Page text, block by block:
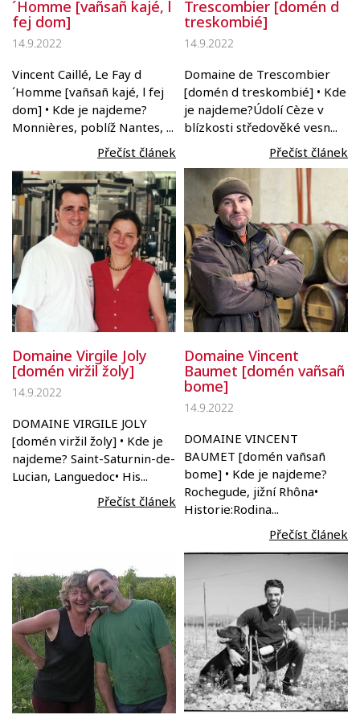
´Homme [vañsañ kajé, l
fej dom]
14.9.2022
Vincent Caillé, Le Fay d
´Homme [vañsañ kajé, l fej
dom] • Kde je najdeme?
Monnières, poblíž Nantes, ...
Přečíst článek
Trescombier [domén d
treskombié]
14.9.2022
Domaine de Trescombier
[domén d treskombié] • Kde
je najdeme?Údolí Cèze v
blízkosti středověké vesn...
Přečíst článek
Domaine Virgile Joly
[domén viržil žoly]
14.9.2022
DOMAINE VIRGILE JOLY
[domén viržil žoly] • Kde je
najdeme? Saint-Saturnin-de-
Lucian, Languedoc• His...
Přečíst článek
Domaine Vincent
Baumet [domén vañsañ
bome]
14.9.2022
DOMAINE VINCENT
BAUMET [domén vañsañ
bome] • Kde je najdeme?
Rochegude, jižní Rhôna•
Historie:Rodina...
Přečíst článek